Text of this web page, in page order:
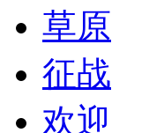
草原
征战
欢迎